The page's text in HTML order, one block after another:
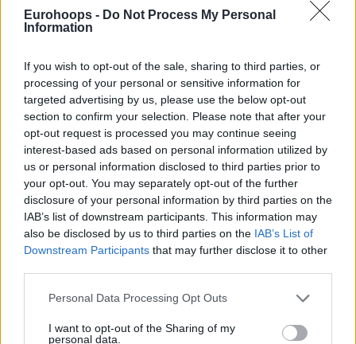
Eurohoops - Do Not Process My Personal
Information
If you wish to opt-out of the sale, sharing to third parties, or
processing of your personal or sensitive information for
targeted advertising by us, please use the below opt-out
section to confirm your selection. Please note that after your
opt-out request is processed you may continue seeing
interest-based ads based on personal information utilized by
us or personal information disclosed to third parties prior to
your opt-out. You may separately opt-out of the further
disclosure of your personal information by third parties on the
IAB’s list of downstream participants. This information may
also be disclosed by us to third parties on the IAB’s List of
Downstream Participants that may further disclose it to other
Please note that this website/app uses one or more Google
not limited to your visit or usage behaviour. You may click to
Personal Data Processing Opt Outs
I want to opt-out of the Sharing of my
personal data.
Βοσνία/Ερζεγοβίνη πέτυχε φιλική εντός έδρας νίκη επί του
Βελγίου (90-74), με κορυφαίο...
Σλούκας και Ντόρσεϊ: Έπαιξαν
ξανά με την Εθνική 3 χρόνια
μετά
06/AUG/25 21:57
Οι Κώστας Σλούκας και Τάιλερ Ντόρσεϊ αγωνίστηκαν με
την Εθνική Ανδρών στο φιλικό κόντρα στο Βέλγιο στο
ΟΑΚΑ και...
Σπανούλης: “Η ομάδα έχει
δυνατότητες – Διάστρεμμα ο
Ζούγρης”
06/AUG/25 21:20